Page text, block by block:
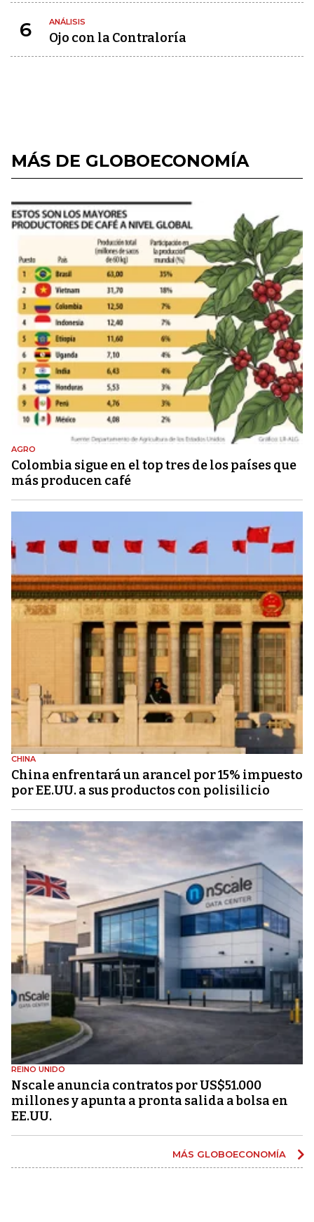
6 ANÁLISIS
Ojo con la Contraloría
MÁS DE GLOBOECONOMÍA
AGRO
Colombia sigue en el top tres de los países que
más producen café
CHINA
China enfrentará un arancel por 15% impuesto
por EE.UU. a sus productos con polisilicio
REINO UNIDO
Nscale anuncia contratos por US$51.000
millones y apunta a pronta salida a bolsa en
EE.UU.
MÁS GLOBOECONOMÍA